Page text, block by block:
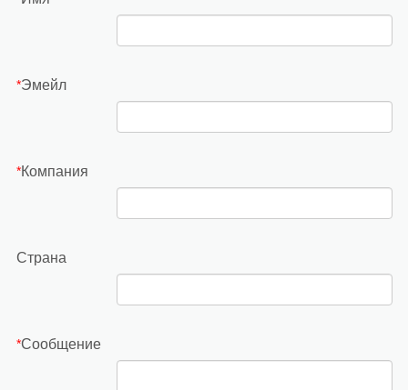
*Эмейл
*Компания
Страна
*Сообщение